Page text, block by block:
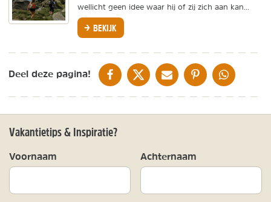
wellicht geen idee waar hij of zij zich aan kan...
BEKIJK
Deel deze pagina! DELEN OP FACEBOOK
DELEN OP XDELEN VIA DE MAIL
DELEN OP PINTEREST
DELEN OP
Vakantietips & Inspiratie?
Voornaam Achternaam